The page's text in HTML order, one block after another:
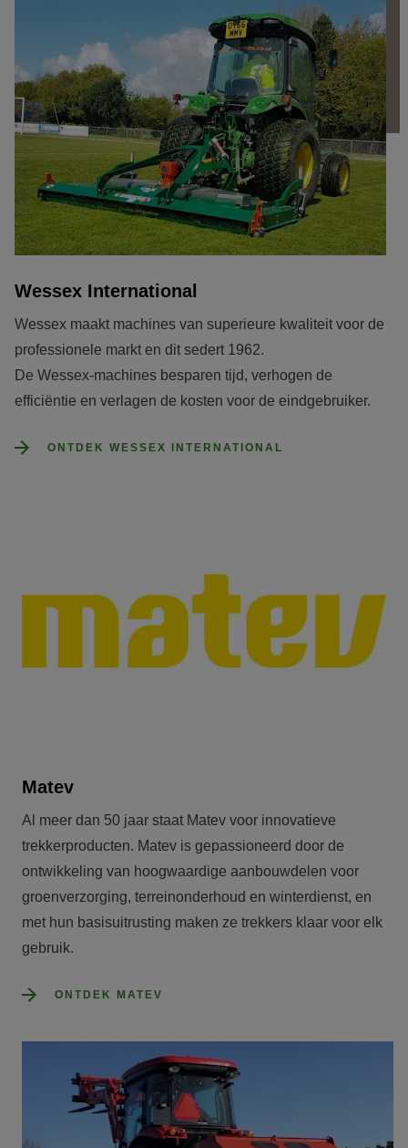
Wessex International
Wessex maakt machines van superieure kwaliteit voor de
professionele markt en dit sedert 1962.
De Wessex-machines besparen tijd, verhogen de
efficiëntie en verlagen de kosten voor de eindgebruiker.
ONTDEK WESSEX INTERNATIONAL
Matev
Al meer dan 50 jaar staat Matev voor innovatieve
trekkerproducten. Matev is gepassioneerd door de
ontwikkeling van hoogwaardige aanbouwdelen voor
groenverzorging, terreinonderhoud en winterdienst, en
met hun basisuitrusting maken ze trekkers klaar voor elk
gebruik.
ONTDEK MATEV